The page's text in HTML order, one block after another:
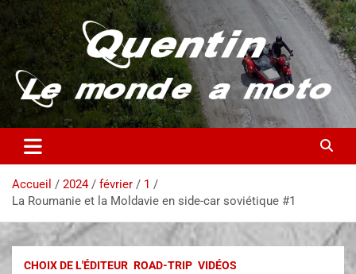
Quentin – Le monde à moto
Partez à la découverte du monde en vieille bécane
Accueil 2024 février
1
La Roumanie et la Moldavie en side-car soviétique #1
CHOIX DE L'ÉDITEUR ROAD-TRIP VIDÉOS